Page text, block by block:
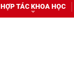
HỢP TÁC KHOA HỌC